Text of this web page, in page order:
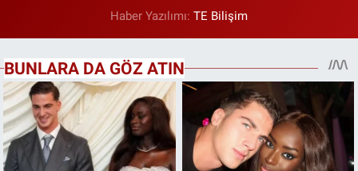
Haber Yazılımı: TE Bilişim